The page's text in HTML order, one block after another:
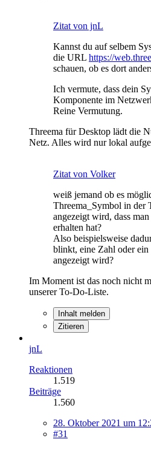
Zitat von jnL
Kannst du auf selbem
die URL https://
schauen, ob es dort
Ich vermute, dass dein
Komponente im
Reine Vermutung.
Threema für Desktop lädt die
Netz. Alles wird nur lokal
Zitat von Volker
weiß jemand ob es
Threema_Symbol in der
angezeigt wird, dass
erhalten hat?
Also beispielsweise
blinkt, eine Zahl oder
angezeigt wird?
Im Moment ist das noch nicht
unserer To-Do-Liste.
Inhalt melden
Zitieren
jnL
Reaktionen
1.519
Beiträge
1.560
28. Oktober 2021 um
#31